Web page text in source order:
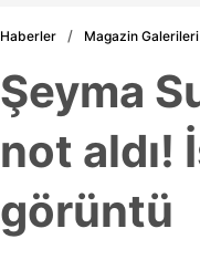
Haberler Magazin Galerileri
Şeyma
not aldı!
görüntü